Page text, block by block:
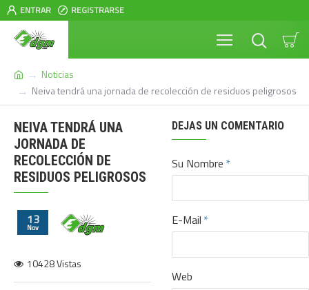
ENTRAR REGISTRARSE
Noticias
Neiva tendrá una jornada de recolección de residuos peligrosos
NEIVA TENDRÁ UNA
JORNADA DE
RECOLECCIÓN DE
RESIDUOS PELIGROSOS
13
Nov
10428 Vistas
DEJAS UN COMENTARIO
Su Nombre
E-Mail
Web